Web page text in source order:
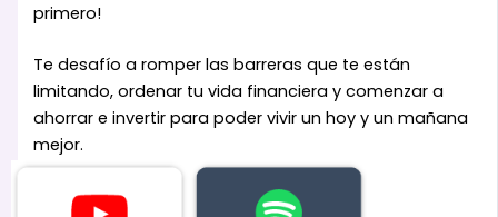
primero!
Te desafío a romper las barreras que te están
limitando, ordenar tu vida financiera y comenzar a
ahorrar e invertir para poder vivir un hoy y un mañana
mejor.